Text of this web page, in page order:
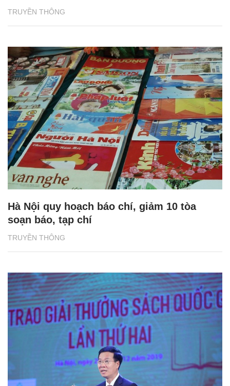
TRUYỀN THÔNG
TRUYỀN THÔNG
Hà Nội quy hoạch báo chí, giảm 10 tòa
soạn báo, tạp chí